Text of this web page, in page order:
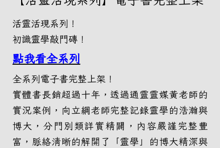
活靈活現系列！
初識靈學敲門磚！
點我看全系列
全系列電子書完整上架！
實體書長銷超過十年，透過通靈靈媒黃老師的
實況案例，向立綱老師完整記錄靈學的浩瀚與
博大，分門別類詳實精闢，內容嚴謹完整豐
富，脈絡清晰的解開了「靈學」的博大精深與